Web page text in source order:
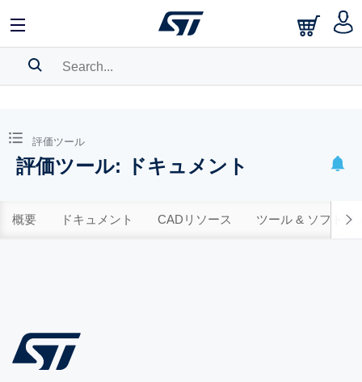
BOOKMARK
Pleaselog into show your saved searches.
評価ツール
評価ツール: ドキュメント
概要 ドキュメント CADリソース ツール & ソフトウ